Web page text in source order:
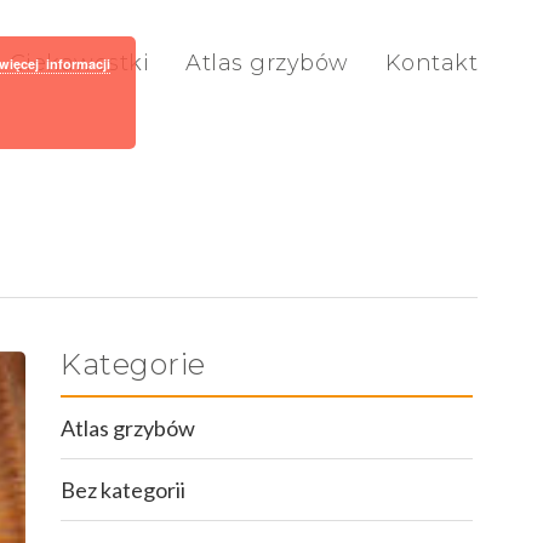
Ciekawostki Atlas grzybów Kontakt
Kategorie
Atlas grzybów
Bez kategorii
więcej informacji